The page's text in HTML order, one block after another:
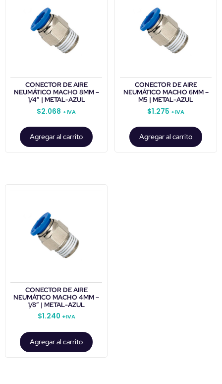
CONECTOR DE AIRE
NEUMÁTICO MACHO 8MM –
1/4″ | METAL-AZUL
$2.068 +IVA
Agregar al carrito
CONECTOR DE AIRE
NEUMÁTICO MACHO 6MM –
M5 | METAL-AZUL
$1.275 +IVA
Agregar al carrito
CONECTOR DE AIRE
NEUMÁTICO MACHO 4MM –
1/8″ | METAL-AZUL
$1.240 +IVA
Agregar al carrito